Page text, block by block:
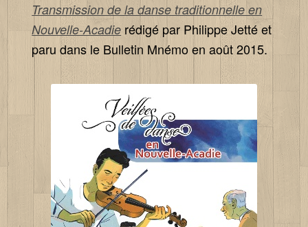
Transmission de la danse traditionnelle en
Nouvelle-Acadierédigé par Philippe Jetté et
paru dans le Bulletin Mnémo en août 2015.